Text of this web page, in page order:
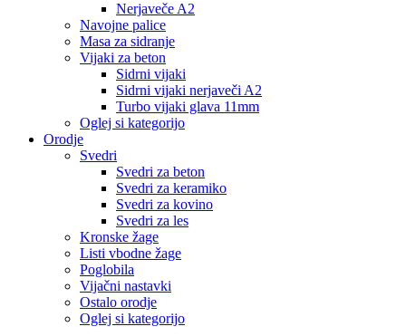
Nerjaveče A2
Navojne palice
Masa za sidranje
Vijaki za beton
Sidrni vijaki
Sidrni vijaki nerjaveči A2
Turbo vijaki glava 11mm
Oglej si kategorijo
Orodje
Svedri
Svedri za beton
Svedri za keramiko
Svedri za kovino
Svedri za les
Kronske žage
Listi vbodne žage
Poglobila
Vijačni nastavki
Ostalo orodje
Oglej si kategorijo